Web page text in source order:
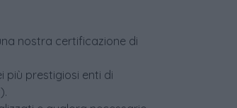
nostra certificazione di
più prestigiosi enti di